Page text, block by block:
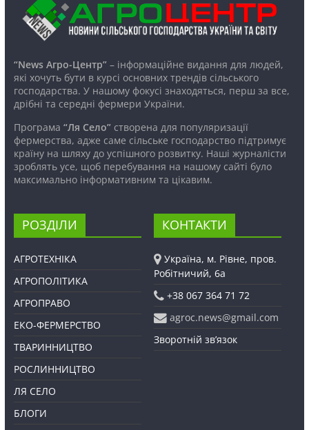
“News Агро-Центр”– інформаційне видання для людей,
які хочуть бути в курсі основних трендів сільського
господарства. У нашому фокусі знаходяться, перш за все,
дрібні та середні фермери України.
Програма “Ля Село”створена для популяризації
фермерства, адже саме сільське господарство підтримує
країну на шляху до успішного розвитку. Наші журналісти
зроблять усе, щоб перебування на нашому сайті було
максимально інформативним та цікавим.
РОЗДІЛИ
АГРОТЕХНІКА
АГРОПОЛІТИКА
АГРОПРАВО
ЕКО-ФЕРМЕРСТВО
ТВАРИННИЦТВО
РОСЛИННИЦТВО
ЛЯ СЕЛО
БЛОГИ
КОНТАКТИ
Україна, м. Рівне, пров.
Робітничий, 6а
+38 067 364 71 72
agroc.news@gmail.com
Зворотній зв’язок